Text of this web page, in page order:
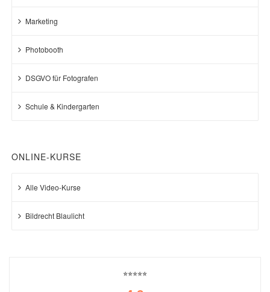
Marketing
Photobooth
DSGVO für Fotografen
Schule & Kindergarten
ONLINE-KURSE
Alle Video-Kurse
Bildrecht Blaulicht
⭐⭐⭐⭐⭐